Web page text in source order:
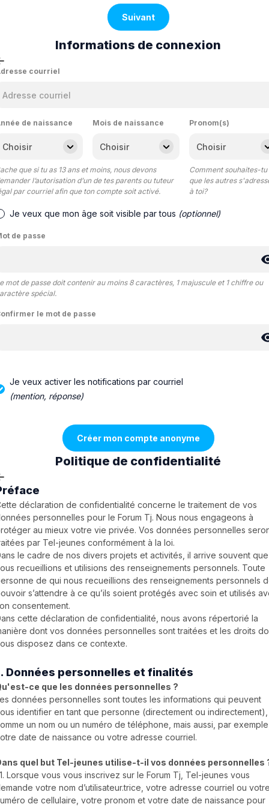
Suivant
Informations de connexion
courriel
de naissance Mois de naissance
que si tu as 13 ans et moins, nous devons
l’autorisation d’un de tes parents ou tuteur
par courriel afin que ton compte soit activé.
Pronom(s)
Comment souhaites-tu
que les autres
à toi?
Je veux que mon âge soit visible par tous (optionnel)
de passe
mot de passe doit contenir au moins 8 caractères, 1 majuscule et 1 chiffre ou
spécial.
le mot de passe
Je veux activer les notifications par courriel
(mention, réponse)
Politique de confidentialité
déclaration de confidentialité concerne le traitement de vos
personnelles pour le Forum Tj. Nous nous engageons à
au mieux votre vie privée. Vos données personnelles
par Tel-jeunes conformément à la loi.
le cadre de nos divers projets et activités, il arrive souvent que
recueillions et utilisions des renseignements personnels. Toute
de qui nous recueillions des renseignements personnels
s’attendre à ce qu’ils soient protégés avec soin et utilisés
consentement.
cette déclaration de confidentialité, nous avons répertorié la
dont vos données personnelles sont traitées et les droits
disposez dans ce contexte.
Données personnelles et finalités
ce que les données personnelles ?
données personnelles sont toutes les informations qui peuvent
identifier en tant que personne (directement ou indirectement),
un nom ou un numéro de téléphone, mais aussi, par
date de naissance ou votre adresse courriel.
quel but Tel-jeunes utilise-t-il vos données personnelles
Lorsque vous vous inscrivez sur le Forum Tj, Tel-jeunes vous
votre nom d’utilisateur.trice, votre adresse courriel ou
de cellulaire, votre pronom et votre date de naissance pour